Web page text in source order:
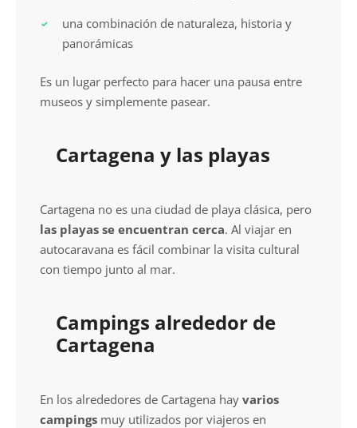
una combinación de naturaleza, historia y
panorámicas
Es un lugar perfecto para hacer una pausa entre
museos y simplemente pasear.
Cartagena y las playas
Cartagena no es una ciudad de playa clásica, pero
las playas se encuentran cerca. Al viajar en
autocaravana es fácil combinar la visita cultural
con tiempo junto al mar.
Campings alrededor de
Cartagena
En los alrededores de Cartagena hay varios
campings muy utilizados por viajeros en